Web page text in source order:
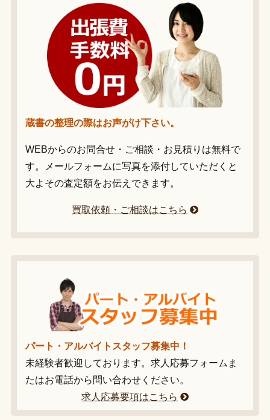
蔵書の整理の際はお声がけ下さい。
WEBからのお問合せ・ご相談・お見積りは無料で
す。メールフォームに写真を添付していただくと
大よその査定額をお伝えできます。
買取依頼・ご相談はこちら
パート・アルバイトスタッフ募集中！
未経験者歓迎しております。求人応募フォームま
たはお電話から問い合わせください。
求人応募要項はこちら